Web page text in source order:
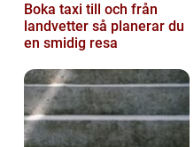
Boka taxi till och från
landvetter så planerar du
en smidig resa